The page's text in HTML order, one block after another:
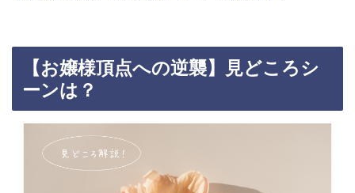
【お嬢様頂点への逆襲】見どころシ
ーンは？